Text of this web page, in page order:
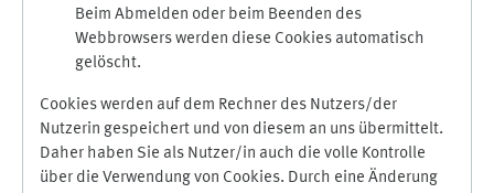
Beim Abmelden oder beim Beenden des
Webbrowsers werden diese Cookies automatisch
gelöscht.
Cookies werden auf dem Rechner des Nutzers/der
Nutzerin gespeichert und von diesem an uns übermittelt.
Daher haben Sie als Nutzer/in auch die volle Kontrolle
über die Verwendung von Cookies. Durch eine Änderung